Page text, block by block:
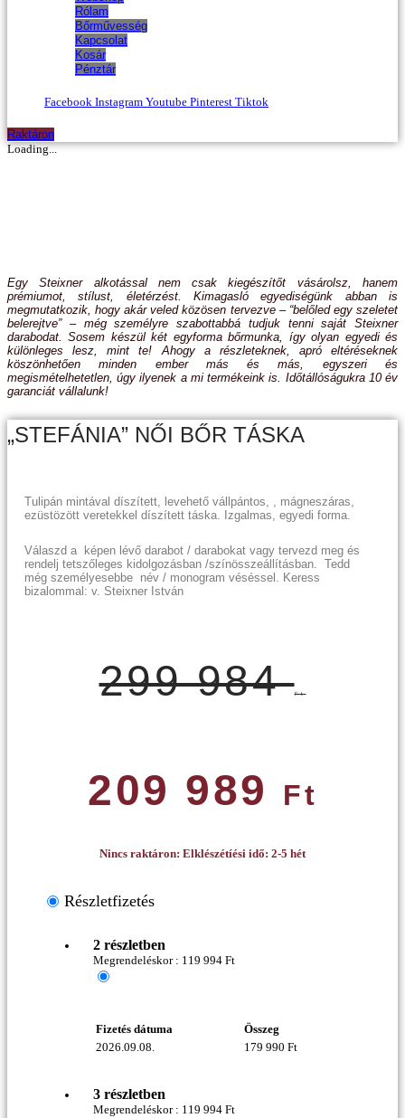
Rólam
Bőrművesség
Kapcsolat
Kosár
Pénztár
Facebook Instagram Youtube Pinterest Tiktok
Raktáron
Loading...
Egy Steixner alkotással nem csak kiegészítőt vásárolsz, hanem
prémiumot, stílust, életérzést. Kimagasló egyediségünk abban is
megmutatkozik, hogy akár veled közösen tervezve – “belőled egy szeletet
belerejtve” – még személyre szabottabbá tudjuk tenni saját Steixner
darabodat. Sosem készül két egyforma bőrmunka, így olyan egyedi és
különleges lesz, mint te! Ahogy a részleteknek, apró eltéréseknek
köszönhetően minden ember más és más, egyszeri és
megismételhetetlen, úgy ilyenek a mi termékeink is. Időtállóságukra 10 év
garanciát vállalunk!
„STEFÁNIA” NŐI BŐR TÁSKA
Tulipán mintával díszített, levehető vállpántos, , mágneszáras,
ezüstözött veretekkel díszített táska. Izgalmas, egyedi forma.
Válaszd a képen lévő darabot / darabokat vagy tervezd meg és
rendelj tetszőleges kidolgozásban /színösszeállításban. Tedd
még személyesebbe név / monogram véséssel. Keress
bizalommal: v. Steixner István
299 984Ft
209 989 Ft
Nincs raktáron: Elklészétíési idő: 2-5 hét
Részletfizetés
2 részletben
Megrendeléskor : 119 994 Ft
Fizetés dátuma
Összeg
2026.09.08.
179 990 Ft
3 részletben
Megrendeléskor : 119 994 Ft